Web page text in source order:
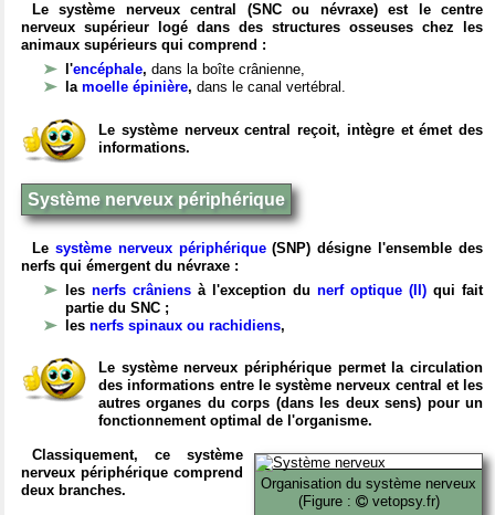
Le système nerveux central (SNC ou névraxe) est le centre
nerveux supérieur logé dans des structures osseuses chez les
animaux supérieurs qui comprend :
l'encéphale, dans la boîte crânienne,
la moelle épinière, dans le canal vertébral.
Le système nerveux central reçoit, intègre et émet des
informations.
Système nerveux périphérique
Le système nerveux périphérique(SNP) désigne l'ensemble des
nerfs qui émergent du névraxe :
les nerfs crâniens à l'exception du nerf optique (II) qui fait
partie du SNC ;
les nerfs spinaux ou rachidiens,
Le système nerveux périphérique permet la circulation
des informations entre le système nerveux central et les
autres organes du corps (dans les deux sens) pour un
fonctionnement optimal de l'organisme.
Organisation du système nerveux
(Figure :
vetopsy.fr)
Classiquement, ce système
nerveux périphérique comprend
deux branches.